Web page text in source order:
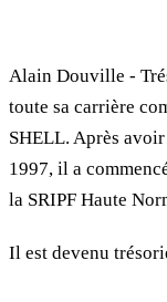
Alain Douville -
toute sa carrière
SHELL. Après
1997, il a
la SRIPF Haute
Il est devenu